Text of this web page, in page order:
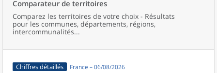
Comparateur de territoires
Comparez les territoires de votre choix - Résultats
pour les communes, départements, régions,
intercommunalités...
Chiffres détaillés France – 06/08/2026